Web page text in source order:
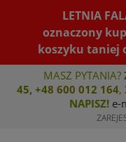
LETNIA
oznaczony
koszyku taniej
MASZ PYTANIA?
45, +48 600 012 164,
NAPISZ! e-